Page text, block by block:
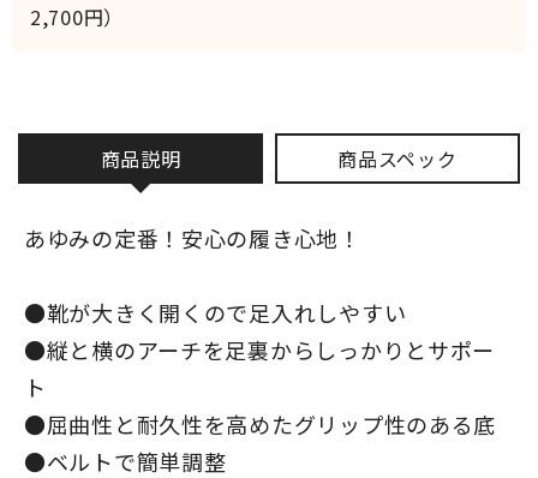
商品説明 商品スペック
あゆみの定番！安心の履き心地！
●靴が大きく開くので足入れしやすい
●縦と横のアーチを足裏からしっかりとサポー
ト
●屈曲性と耐久性を高めたグリップ性のある底
●ベルトで簡単調整
2,700円）